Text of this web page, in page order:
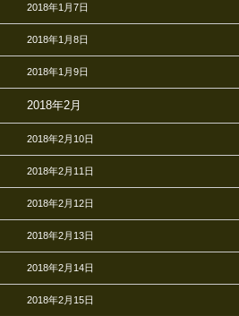
2018年1月7日
2018年1月8日
2018年1月9日
2018年2月
2018年2月10日
2018年2月11日
2018年2月12日
2018年2月13日
2018年2月14日
2018年2月15日